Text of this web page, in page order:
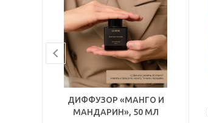
ДИФФУЗОР «МАНГО И
МАНДАРИН», 50 МЛ